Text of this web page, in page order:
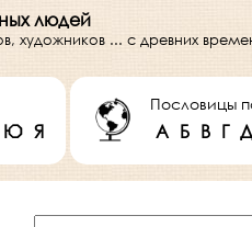
людей
художников ... с древних
Ю Я
Пословицы
А Б В Г Д